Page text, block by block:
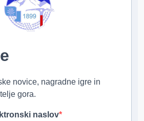
novice, nagradne igre in
gora.
naslov